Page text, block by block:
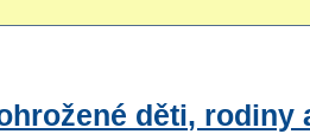
děti, rodiny